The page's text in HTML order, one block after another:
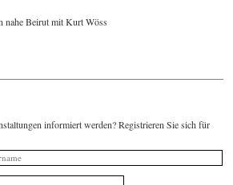
nahe Beirut mit Kurt Wöss
informiert werden? Registrieren Sie sich für